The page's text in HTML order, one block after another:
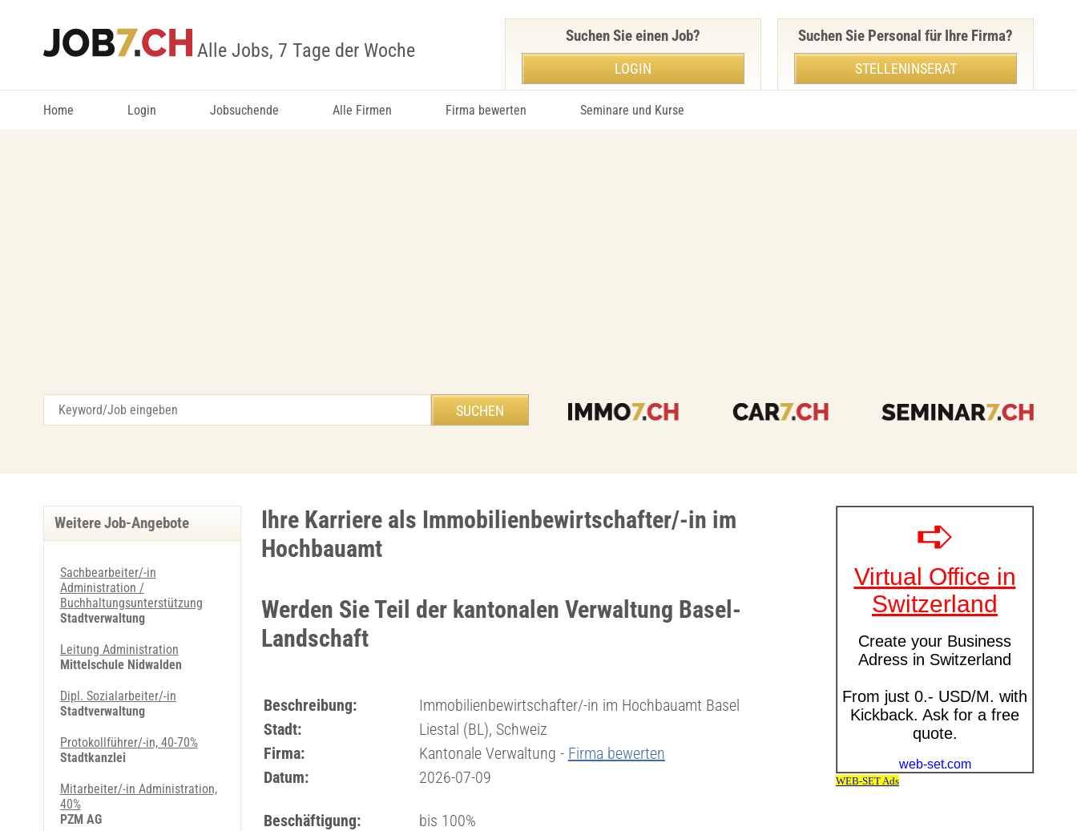
Alle Jobs, 7 Tage der Woche
Home Login Jobsuchende Alle Firmen Firma bewerten Seminare und Kurse
Suchen Sie einen Job?
LOGIN
Suchen Sie Personal für Ihre Firma?
STELLENINSERAT
Ihre Karriere als Immobilienbewirtschafter/-in im
Hochbauamt
Werden Sie Teil der kantonalen Verwaltung Basel-
Landschaft
Beschreibung:
Immobilienbewirtschafter/-in im Hochbauamt Basel
Stadt:
Liestal (BL), Schweiz
Firma:
Kantonale Verwaltung - Firma bewerten
Datum:
2026-07-09
Beschäftigung:
bis 100%
Weitere Job-Angebote
Sachbearbeiter/-in
Administration /
Buchhaltungsunterstützung
Stadtverwaltung
Leitung Administration
Mittelschule Nidwalden
Dipl. Sozialarbeiter/-in
Stadtverwaltung
Protokollführer/-in, 40-70%
Stadtkanzlei
Mitarbeiter/-in Administration,
40%
PZM AG